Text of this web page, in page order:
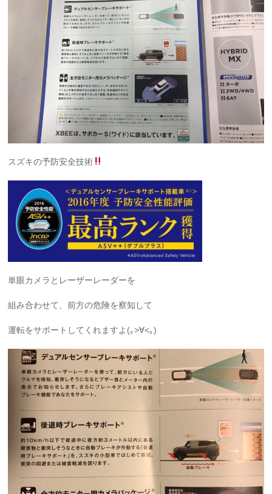
スズキの予防安全技術
単眼カメラとレーザーレーダーを
組み合わせて、前方の危険を察知して
運転をサポートしてくれますよ(｡>∀<｡)